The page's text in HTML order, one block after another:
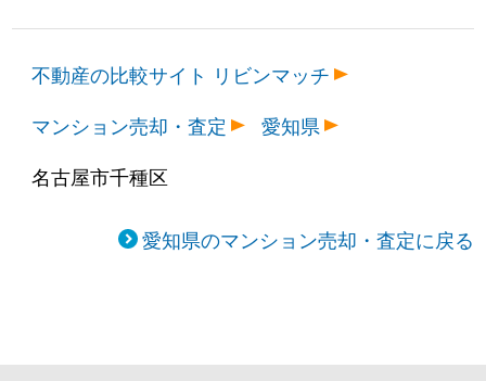
不動産の比較サイト リビンマッチ
マンション売却・査定
愛知県
名古屋市千種区
愛知県のマンション売却・査定に戻る